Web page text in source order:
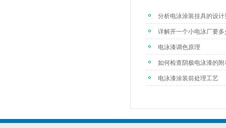
分析电泳涂装挂具的设计
详解开一个小电泳厂要
电泳漆调色原理
如何检查阴极电泳漆的
电泳漆涂装前处理工艺